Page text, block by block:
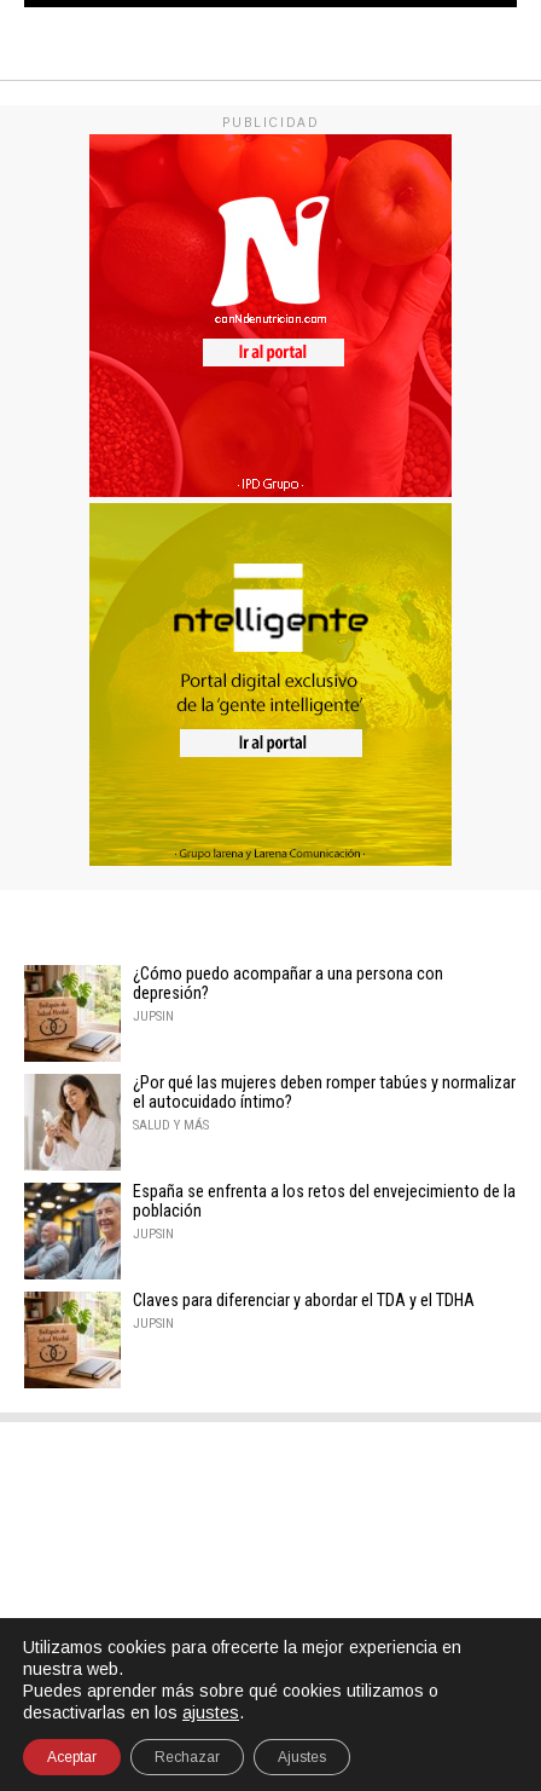
SHARE
PUBLICIDAD
¿Cómo puedo acompañar a una persona con
depresión?
JUPSIN
¿Por qué las mujeres deben romper tabúes y normalizar
el autocuidado íntimo?
SALUD Y MÁS
España se enfrenta a los retos del envejecimiento de la
población
JUPSIN
Claves para diferenciar y abordar el TDA y el TDHA
JUPSIN
Utilizamos cookies para ofrecerte la mejor experiencia en
nuestra web.
Puedes aprender más sobre qué cookies utilizamos o
desactivarlas en los ajustes.
Aceptar Rechazar Ajustes